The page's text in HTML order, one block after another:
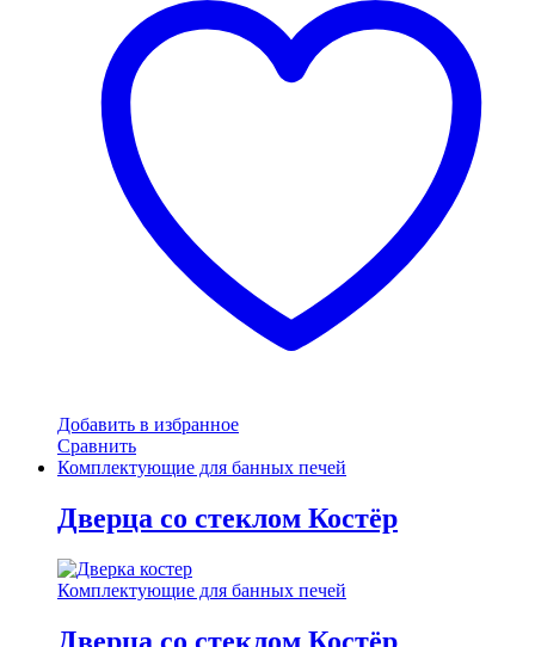
Добавить в избранное
Сравнить
Комплектующие для банных печей
Дверца со стеклом Костёр
Комплектующие для банных печей